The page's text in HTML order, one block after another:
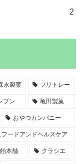
2
永製菓 フリトレー
ブン 亀田製菓
おやつカンパニー
フードアンドヘルスケア
本舗 クラシエ